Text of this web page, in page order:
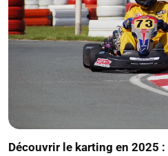
Découvrir le karting en 2025